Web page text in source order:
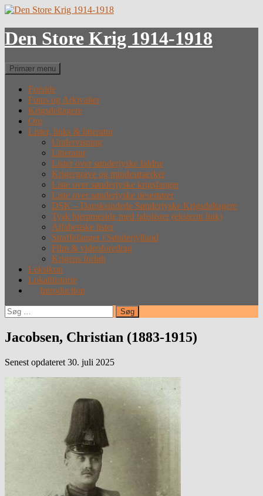
Hop
indhold
Den Store Krig 1914-1918
Søg
Primær menu
Forside
Fotos og Arkivalier
Krigsdeltagere
Om
Lister, links & litteratur
Undervisning
Litteratur
Lister over sønderjyske faldne
Krigergrave og mindesmærker
Liste over sønderjyske krigsfanger
Liste over sønderjyske desertører
DSK – Dansksindede Sønderjyske Krigsdeltagere
Tysk hjemmeside med tabslister (eksternt link)
Alfabetiske lister
Straffefanger i Sønderjylland
Film & videoforedrag
Krigens forløb
Leksikon
Lokalhistorie
Introduction
Søg
efter:
Jacobsen, Christian (1883-1915)
Senest opdateret 30. juli 2025